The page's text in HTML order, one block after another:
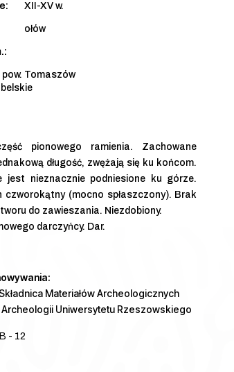
XII-XV w.
ołów
Tomaszów
pionowego ramienia. Zachowane
długość, zwężają się ku końcom.
jest nieznacznie podniesione ku górze.
czworokątny (mocno spłaszczony). Brak
do zawieszania. Niezdobiony.
darczyńcy. Dar.
Materiałów Archeologicznych
Archeologii Uniwersytetu Rzeszowskiego
- 12